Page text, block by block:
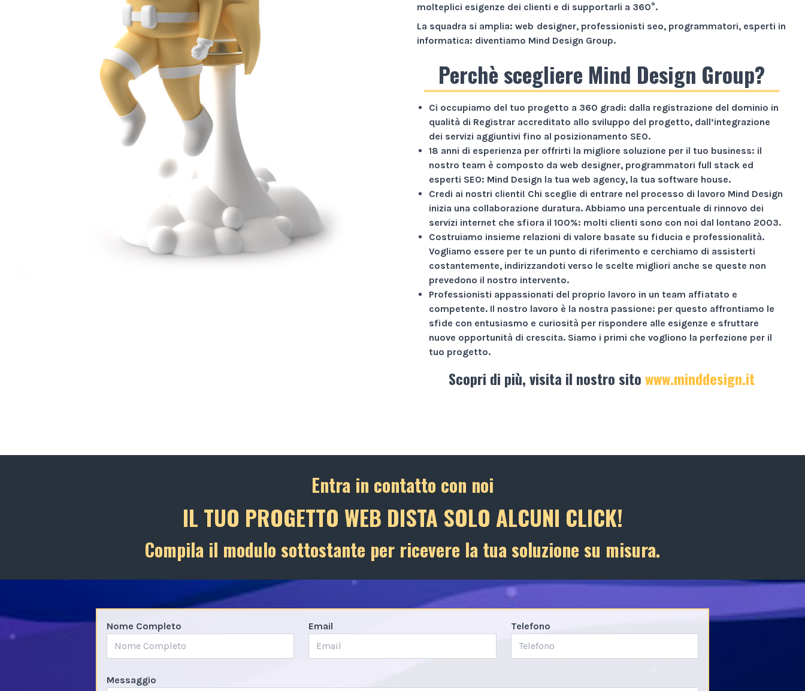
molteplici esigenze dei clienti e di supportarli a 360°.
La squadra si amplia: web designer, professionisti seo, programmatori, esperti in
informatica: diventiamo Mind Design Group.
Perchè scegliere Mind Design Group?
Ci occupiamo del tuo progetto a 360 gradi: dalla registrazione del dominio in
qualità di Registrar accreditato allo sviluppo del progetto, dall’integrazione
dei servizi aggiuntivi fino al posizionamento SEO.
18 anni di esperienza per offrirti la migliore soluzione per il tuo business: il
nostro team è composto da web designer, programmatori full stack ed
esperti SEO: Mind Design la tua web agency, la tua software house.
Credi ai nostri clienti! Chi sceglie di entrare nel processo di lavoro Mind Design
inizia una collaborazione duratura. Abbiamo una percentuale di rinnovo dei
servizi internet che sfiora il 100%: molti clienti sono con noi dal lontano 2003.
Costruiamo insieme relazioni di valore basate su fiducia e professionalità.
Vogliamo essere per te un punto di riferimento e cerchiamo di assisterti
costantemente, indirizzandoti verso le scelte migliori anche se queste non
prevedono il nostro intervento.
Professionisti appassionati del proprio lavoro in un team affiatato e
competente. Il nostro lavoro è la nostra passione: per questo affrontiamo le
sfide con entusiasmo e curiosità per rispondere alle esigenze e sfruttare
nuove opportunità di crescita. Siamo i primi che vogliono la perfezione per il
tuo progetto.
Scopri di più, visita il nostro sitowww.minddesign.it
Entra in contatto con noi
IL TUO PROGETTO WEB DISTA SOLO ALCUNI CLICK!
Compila il modulo sottostante per ricevere la tua soluzione su misura.
Nome Completo Email Telefono
Messaggio